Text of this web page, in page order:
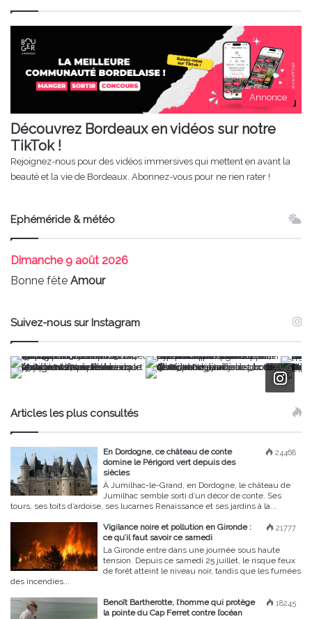
Annonce
Découvrez Bordeaux en vidéos sur notre
TikTok !
Rejoignez-nous pour des vidéos immersives qui mettent en avant la
beauté et la vie de Bordeaux. Abonnez-vous pour ne rien rater !
Ephéméride & météo
Dimanche9 août 2026
Bonne fête Amour
Suivez-nous sur Instagram
Articles les plus consultés
24468
En Dordogne, ce château de conte
domine le Périgord vert depuis des
siècles
À Jumilhac-le-Grand, en Dordogne, le château de
Jumilhac semble sorti d’un décor de conte. Ses
tours, ses toits d’ardoise, ses lucarnes Renaissance et ses jardins à la...
21777
Vigilance noire et pollution en Gironde :
ce qu’il faut savoir ce samedi
La Gironde entre dans une journée sous haute
tension. Depuis ce samedi 25 juillet, le risque feux
de forêt atteint le niveau noir, tandis que les fumées
des incendies...
18245
Benoît Bartherotte, l’homme qui protège
la pointe du Cap Ferret contre l’océan